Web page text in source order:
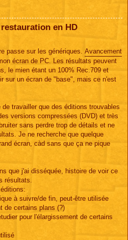
en HD
passe sur les génériques. Avancement
écran de PC. Les résultats peuvent
le mien étant un 100% Rec.709 et
sur un écran de "base", mais ce n'est
travailler que des éditions trouvables
versions compressées (DVD) et très
sans perdre trop de détails et ne
Je ne recherche que quelque
écran, càd sans que ça ne pique
que j'ai disséquée, histoire de voir ce
résultats.
à suivre/de fin, peut-être utilisée
de certains plans (?)
pour l'élargissement de certains